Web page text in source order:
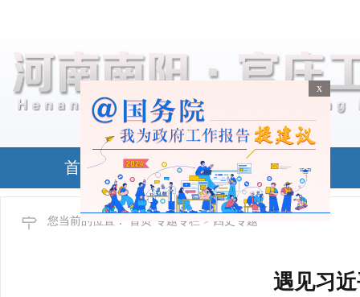
x
首页 政务公开
您当前的位置： 首页 专题专栏 > 四史专题
遇见习
x